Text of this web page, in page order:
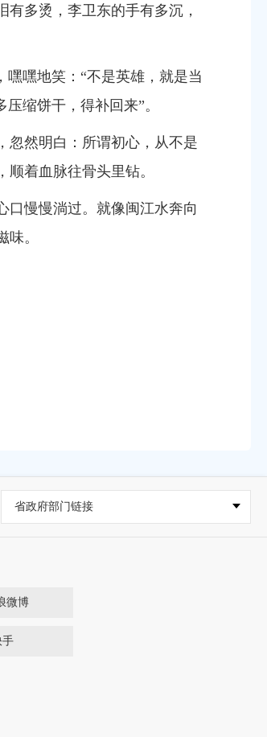
多烫，李卫东的手有多沉，
嘿嘿地笑： “不是英雄，就是当
压缩饼干，得补回来”。
忽然明白：所谓初心，从不是
着血脉往骨头里钻。
口慢慢淌过。就像闽江水奔向
。
省政府部门链接
微博
手